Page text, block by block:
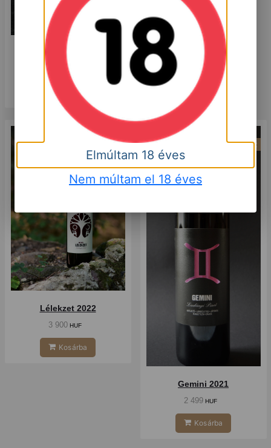
6 000
Kosárba
Száraz
Lélekzet 2022
3 900HUF
Kosárba
Száraz
Gemini 2021
2 499HUF
Kosárba
Elmúltam 18 éves
Nem múltam el 18 éves